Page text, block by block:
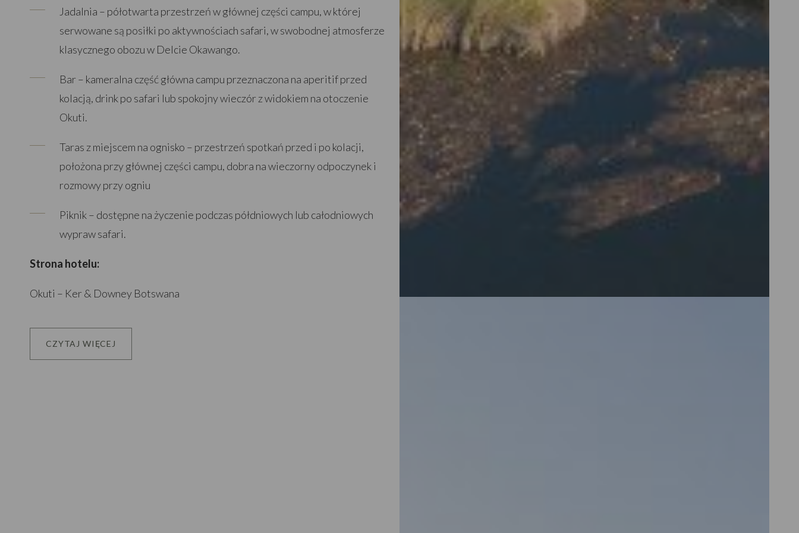
Jadalnia – półotwarta przestrzeń w głównej części campu, w której
serwowane są posiłki po aktywnościach safari, w swobodnej atmosferze
klasycznego obozu w Delcie Okawango.
Bar – kameralna część główna campu przeznaczona na aperitif przed
kolacją, drink po safari lub spokojny wieczór z widokiem na otoczenie
Okuti.
Taras z miejscem na ognisko – przestrzeń spotkań przed i po kolacji,
położona przy głównej części campu, dobra na wieczorny odpoczynek i
rozmowy przy ogniu
Piknik – dostępne na życzenie podczas półdniowych lub całodniowych
wypraw safari.
Strona hotelu:
Okuti – Ker & Downey Botswana
CZYTAJ WIĘCEJ